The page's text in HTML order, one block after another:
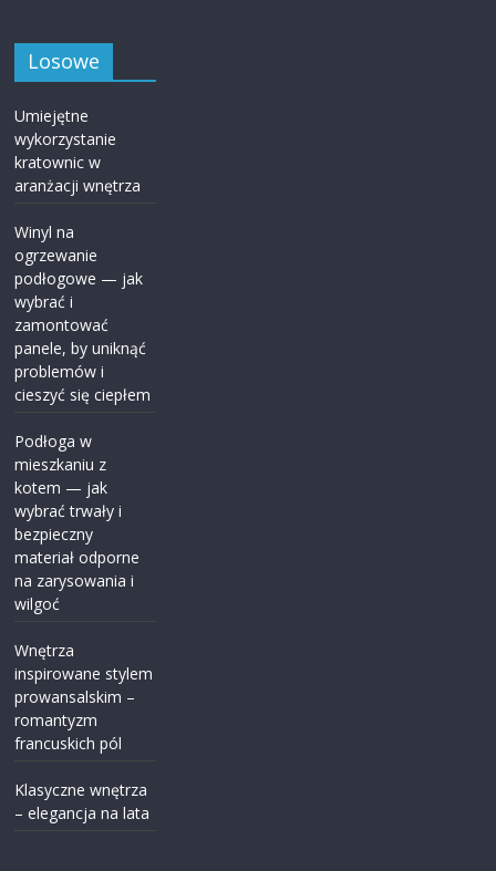
Losowe
Umiejętne
wykorzystanie
kratownic w
aranżacji wnętrza
Winyl na
ogrzewanie
podłogowe — jak
wybrać i
zamontować
panele, by uniknąć
problemów i
cieszyć się ciepłem
Podłoga w
mieszkaniu z
kotem — jak
wybrać trwały i
bezpieczny
materiał odporne
na zarysowania i
wilgoć
Wnętrza
inspirowane stylem
prowansalskim –
romantyzm
francuskich pól
Klasyczne wnętrza
– elegancja na lata